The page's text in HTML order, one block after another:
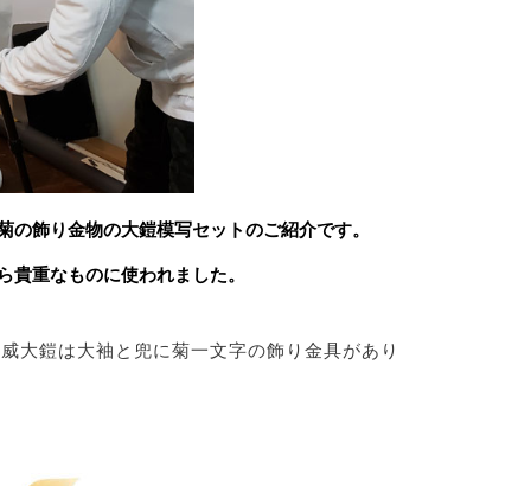
飾り金物の大鎧模写セットのご紹介です。
重なものに使われました。
大鎧は大袖と兜に菊一文字の飾り金具があり